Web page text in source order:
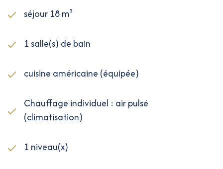
séjour 18 m²
1 salle(s) de bain
cuisine américaine (équipée)
Chauffage individuel : air pulsé
(climatisation)
1 niveau(x)